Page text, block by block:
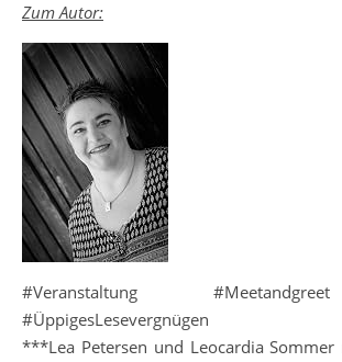
Zum Autor:
#Veranstaltung
#ÜppigesLesevergnügen
***Lea Petersen und Leocardia